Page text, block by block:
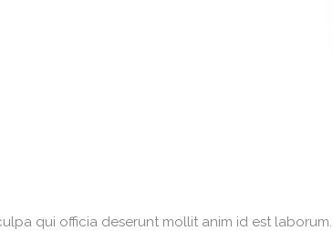
qui officia deserunt mollit anim id est laborum.